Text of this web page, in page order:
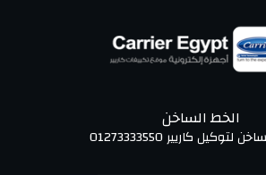
الخط الساخن
كاريير 01273333550